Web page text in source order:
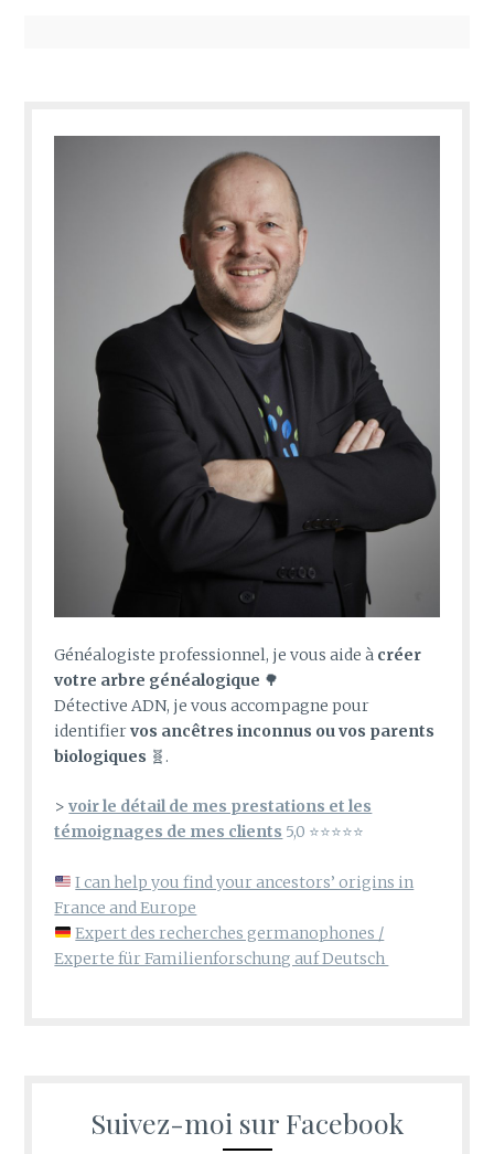
Généalogiste professionnel, je vous aide à créer
votre arbre généalogique 🌳
Détective ADN, je vous accompagne pour
identifiervos ancêtres inconnus ou vos parents
biologiques 🧬.
>voir le détail de mes prestations et les
témoignages de mes clients 5,0 ⭐⭐⭐⭐⭐
I can help you find your ancestors’ origins in
France and Europe
Expert des recherches germanophones /
Experte für Familienforschung auf Deutsch
Suivez-moi sur Facebook